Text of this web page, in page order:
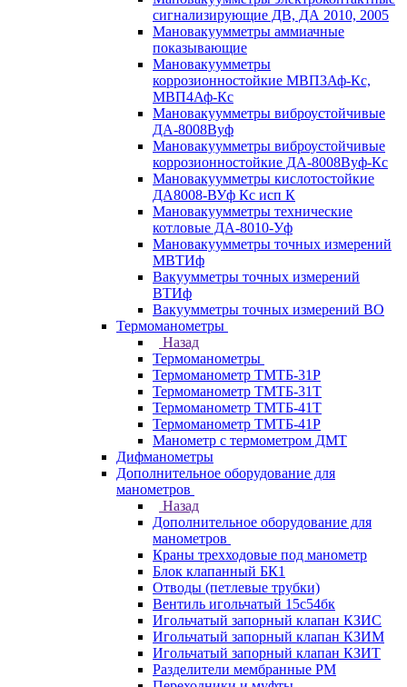
сигнализирующие ДВ, ДА 2010, 2005
Мановакуумметры аммиачные
показывающие
Мановакуумметры
коррозионностойкие МВП3Аф-Кс,
МВП4Аф-Кс
Мановакуумметры виброустойчивые
ДА-8008Вуф
Мановакуумметры виброустойчивые
коррозионностойкие ДА-8008Вуф-Кс
Мановакуумметры кислотостойкие
ДА8008-ВУф Кс исп К
Мановакуумметры технические
котловые ДА-8010-Уф
Мановакуумметры точных измерений
МВТИф
Вакуумметры точных измерений
ВТИф
Вакуумметры точных измерений ВО
Термоманометры
Назад
Термоманометры
Термоманометр ТМТБ-31Р
Термоманометр ТМТБ-31Т
Термоманометр ТМТБ-41Т
Термоманометр ТМТБ-41Р
Манометр с термометром ДМТ
Дифманометры
Дополнительное оборудование для
манометров
Назад
Дополнительное оборудование для
манометров
Краны трехходовые под манометр
Блок клапанный БК1
Отводы (петлевые трубки)
Вентиль игольчатый 15с54бк
Игольчатый запорный клапан КЗИС
Игольчатый запорный клапан КЗИМ
Игольчатый запорный клапан КЗИТ
Разделители мембранные РМ